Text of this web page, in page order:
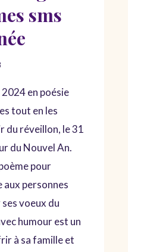
sms
2024 en poésie
tout en les
du réveillon, le 31
du Nouvel An.
pour
aux personnes
ses voeux du
humour est un
à sa famille et